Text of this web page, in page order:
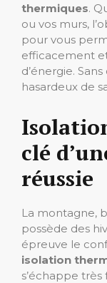
thermiques.
ou vos murs,
pour vous
efficacement
d’énergie.
hasardeux de
clé
réussie
La montagne,
possède des
épreuve le
isolation
s’échappe